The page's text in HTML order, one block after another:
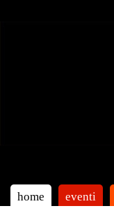
home eventi